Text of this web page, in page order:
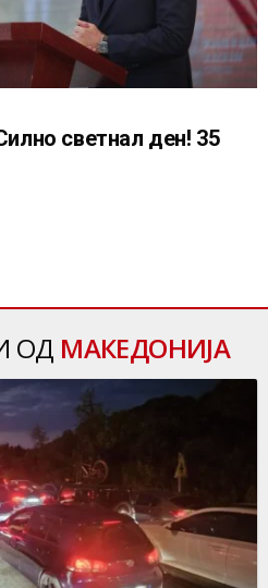
светнал ден! 35
ОД МАКЕДОНИЈА